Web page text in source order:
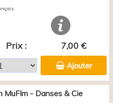
Prix : 7,00 €
Ajouter
- Danses & Cie